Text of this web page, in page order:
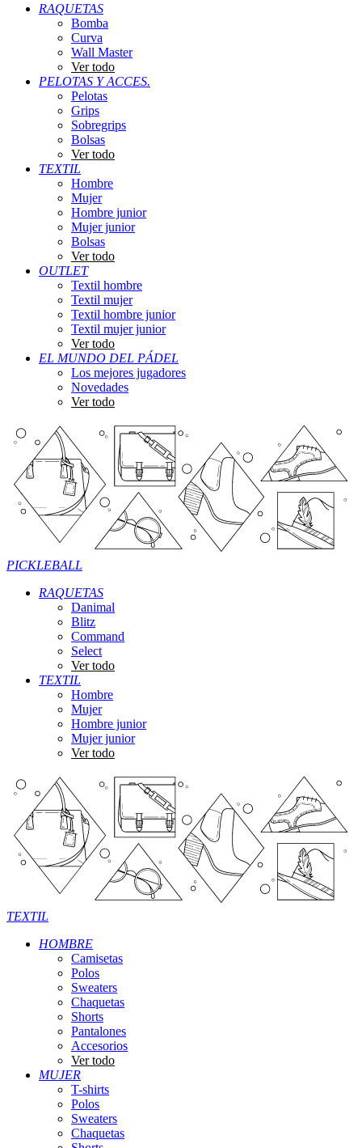
RAQUETAS
Bomba
Curva
Wall Master
Ver todo
PELOTAS Y ACCES.
Pelotas
Grips
Sobregrips
Bolsas
Ver todo
TEXTIL
Hombre
Mujer
Hombre junior
Mujer junior
Bolsas
Ver todo
OUTLET
Textil hombre
Textil mujer
Textil hombre junior
Textil mujer junior
Ver todo
EL MUNDO DEL PÁDEL
Los mejores jugadores
Novedades
Ver todo
PICKLEBALL
RAQUETAS
Danimal
Blitz
Command
Select
Ver todo
TEXTIL
Hombre
Mujer
Hombre junior
Mujer junior
Ver todo
TEXTIL
HOMBRE
Camisetas
Polos
Sweaters
Chaquetas
Shorts
Pantalones
Accesorios
Ver todo
MUJER
T-shirts
Polos
Sweaters
Chaquetas